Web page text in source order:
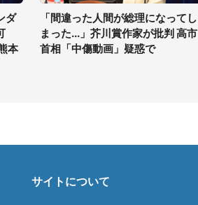
ダ
本
「間違った人間が総理になってし
まった...」芥川賞作家が批判 高市
首相「中傷動画」疑惑で
サイトについて